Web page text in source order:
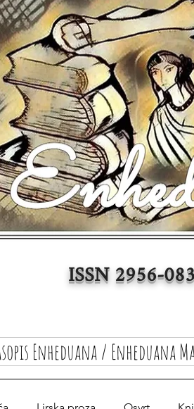
ISSN 2956-
Enheduana / Enheduana